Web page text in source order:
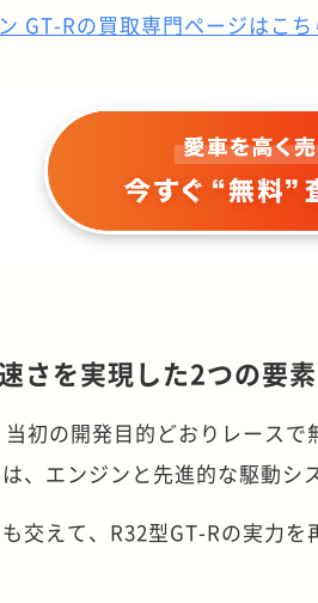
GT-Rの買取専門ページはこち
さを実現した2つの要素
当初の開発目的どおりレース
、エンジンと先進的な駆動シ
交えて、R32型GT-Rの実力を